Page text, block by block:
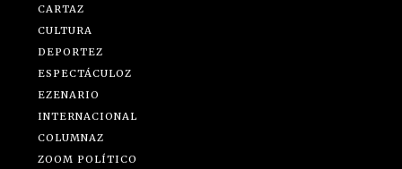
CARTAZ
CULTURA
DEPORTEZ
ESPECTÁCULOZ
EZENARIO
INTERNACIONAL
COLUMNAZ
ZOOM POLÍTICO